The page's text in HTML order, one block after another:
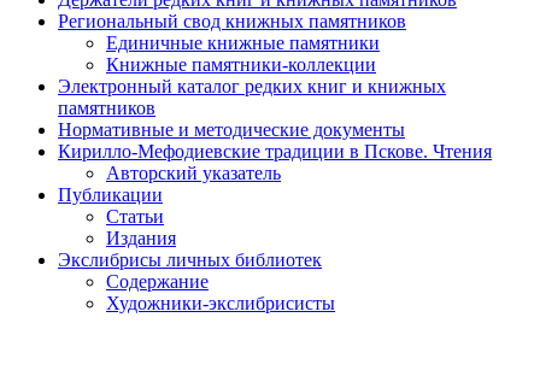
Региональный свод книжных памятников
Единичные книжные памятники
Книжные памятники-коллекции
Электронный каталог редких книг и книжных
памятников
Нормативные и методические документы
Кирилло-Мефодиевские традиции в Пскове. Чтения
Авторский указатель
Публикации
Статьи
Издания
Экслибрисы личных библиотек
Содержание
Художники-экслибрисисты